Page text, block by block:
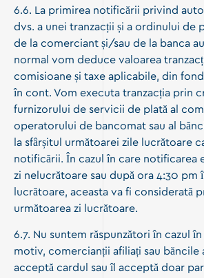
6.6. La primirea notificării privind
dvs. a unei tranzacții și a ordinului de
de la comerciant și/sau de la banca
normal vom deduce valoarea
comisioane și taxe aplicabile, din
în cont. Vom executa tranzacția prin
furnizorului de servicii de plată al
operatorului de bancomat sau al
la sfârșitul următoarei zile lucrătoare
notificării. În cazul în care notificarea
zi nelucrătoare sau după ora 4:30 pm
lucrătoare, aceasta va fi considerată
următoarea zi lucrătoare.
6.7. Nu suntem răspunzători în cazul
motiv, comercianții afiliați sau băncile
acceptă cardul sau îl acceptă doar